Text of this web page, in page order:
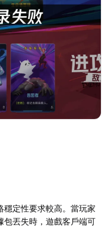
穩定性要求較高。當玩家
包丟失時，遊戲客戶端可